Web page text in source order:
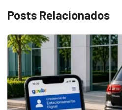
Posts Relacionados